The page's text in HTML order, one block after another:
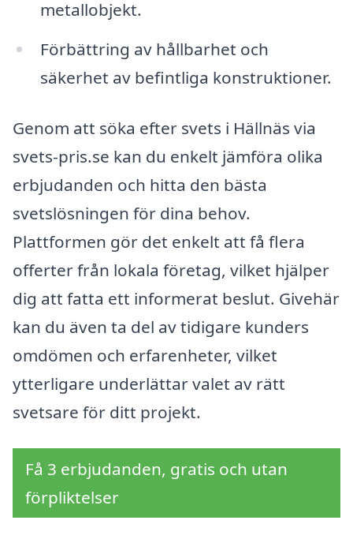
metallobjekt.
Förbättring av hållbarhet och
säkerhet av befintliga konstruktioner.
Genom att söka efter svets i Hällnäs via
svets-pris.se kan du enkelt jämföra olika
erbjudanden och hitta den bästa
svetslösningen för dina behov.
Plattformen gör det enkelt att få flera
offerter från lokala företag, vilket hjälper
dig att fatta ett informerat beslut. Givehär
kan du även ta del av tidigare kunders
omdömen och erfarenheter, vilket
ytterligare underlättar valet av rätt
svetsare för ditt projekt.
Få 3 erbjudanden, gratis och utan
förpliktelser